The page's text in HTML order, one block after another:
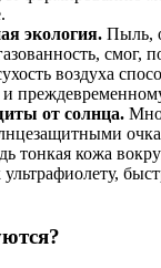
экология. Пыль,
смог,
воздуха
от солнца.
тонкая кожа
ультрафиолету,